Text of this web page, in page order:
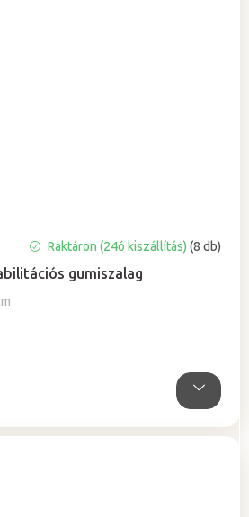
gumiszalag
Raktáron (24ó kiszállítás) (8 db)